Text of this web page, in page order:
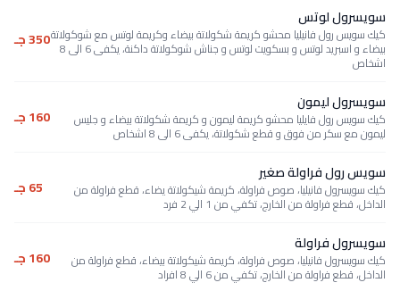
سويسرول لوتس
كيك سويس رول فانيليا محشو كريمة شكولاتة بيضاء وكريمة لوتس مع شوكولاتة
بيضاء و اسبريد لوتس و بسكويت لوتس و جناش شوكولاتة داكنة، يكفى 6 الى 8
اشخاص
350 جـ
سويسرول ليمون
كيك سويس رول فايليا محشو كريمة ليمون و كريمة شكولاتة بيضاء و جليس
ليمون مع سكر من فوق و قطع شكولاتة، يكفى 6 الى 8 اشخاص
160 جـ
سويس رول فراولة صغير
كيك سويسرول فانيليا، صوص فراولة، كريمة شيكولاتة يضاء، قطع فراولة من
الداخل، قطع فراولة من الخارج، تكفي من 1 الي 2 فرد
65 جـ
سويسرول فراولة
كيك سويسرول فانيليا، صوص فراولة، كريمة شيكولاتة بيضاء، قطع فراولة من
الداخل، قطع فراولة من الخارج، تكفي من 6 الي 8 افراد
160 جـ